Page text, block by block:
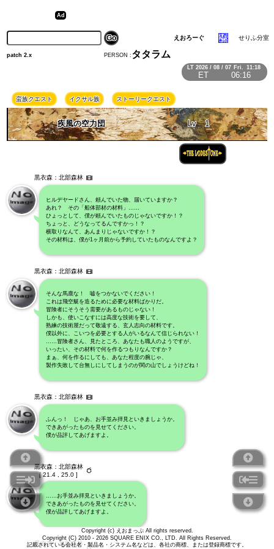
Copyright (c) えおまっぷ All rights reserved.
Copyright (C) 2010 - 2026 SQUARE ENIX CO., LTD. All Rights Reserved.
記載されている会社名・製品名・システム名などは、各社の商標、または登録商標です。
LT 2026 / 08 / 07 Fri. 11:18
ET 06:16
えおろーぐ せりふ分室
PERSON : タタラム
patch 2.x
蛮族クエスト イクサル族 ストーリークエスト
疾風の空力団 Lv 1
黒衣森：北部森林
ヒルデヤードさん、頼んでいた物、届いていますか？
あれ？ その「船体部材の材料」……
ひょっとして、僕が頼んでいたものじゃないですか！？
ちょっと、どうなってるんですかっ！？
横取りなんて、あんまりじゃないですか！？
その材料は、僕が1ヶ月前から予約していたものなんですよ？
黒衣森：北部森林
そんな馬鹿な！ 嘘をつかないでください！
これは飛空艇を造るために必要な材料ばかりだ。
冒険者にそうそう需要があるものじゃない！
しかも、使いこなすには高度な技術を要して、
熟練の技術屋だって敬遠する、玄人志向の材料です。
僕以外に、こいつを必要とする人がいるなんて信じられない！
……冒険者さん、見たところ、あなたも職人のようですが、
いったい、その材料で何を作るつもりなんですか？
まぁ、何を作るにしても、あなた程度の腕じゃ、
製作失敗して台無しにしてしまうのが関の山でしょうけどね！
黒衣森：北部森林
ふんっ！ じゃあ、お手並み拝見といきましょうか。
できあがったものを見せてください。
僕が品評してあげますよ。
黒衣森：北部森林
[ 21.4 , 25.0 ]
……お手並み拝見といきましょうか。
できあがったものを見せてください。
僕が品評してあげますよ。
黒衣森：北部森林